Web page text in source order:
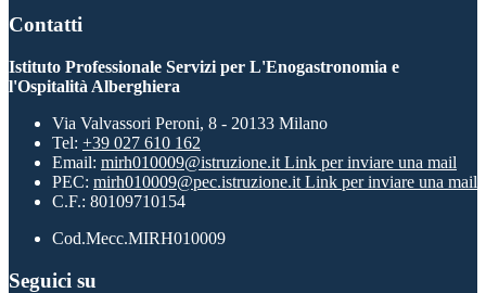
Contatti
Istituto Professionale Servizi per L'Enogastronomia e
l'Ospitalità Alberghiera
Via Valvassori Peroni, 8 - 20133 Milano
Tel: +39 027 610 162
Email: mirh010009@istruzione.it Link per inviare una mail
PEC: mirh010009@pec.istruzione.it Link per inviare una mail
C.F.: 80109710154
Cod.Mecc.MIRH010009
Seguici su